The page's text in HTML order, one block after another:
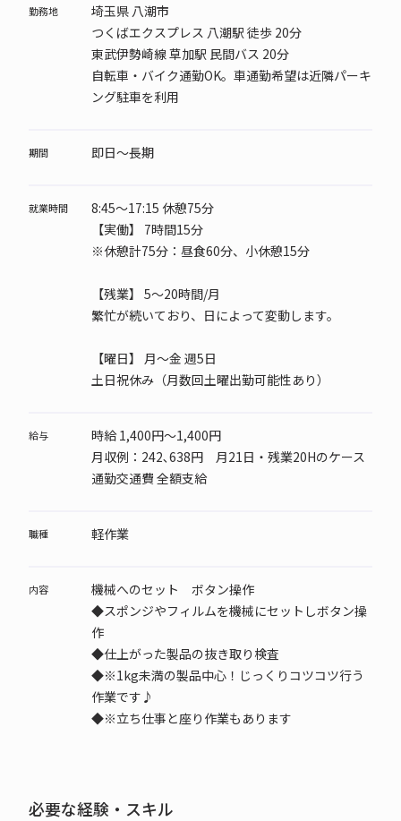
勤務地
埼玉県 八潮市
つくばエクスプレス 八潮駅 徒歩 20分
東武伊勢崎線 草加駅 民間バス 20分
自転車・バイク通勤OK。車通勤希望は近隣パーキ
ング駐車を利用
期間 即日～長期
就業時間
8:45～17:15 休憩75分
【実働】 7時間15分
※休憩計75分：昼食60分、小休憩15分
【残業】 5～20時間/月
繁忙が続いており、日によって変動します。
【曜日】
月～金 週5日
土日祝休み（月数回土曜出勤可能性あり）
給与
時給 1,400円～1,400円
月収例：242､638円 月21日・残業20Hのケース
通勤交通費 全額支給
職種 軽作業
内容
機械へのセット ボタン操作
◆スポンジやフィルムを機械にセットしボタン操
作
◆仕上がった製品の抜き取り検査
◆※1kg未満の製品中心！じっくりコツコツ行う
作業です♪
◆※立ち仕事と座り作業もあります
必要な経験・スキル